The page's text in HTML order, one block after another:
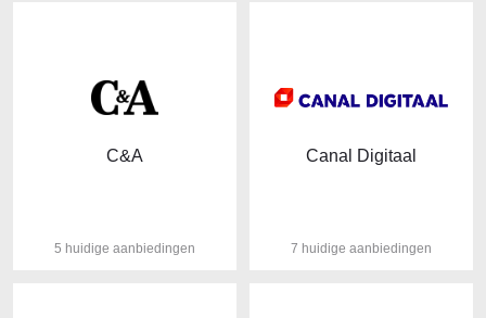
C&A
5 huidige aanbiedingen
Canal Digitaal
7 huidige aanbiedingen